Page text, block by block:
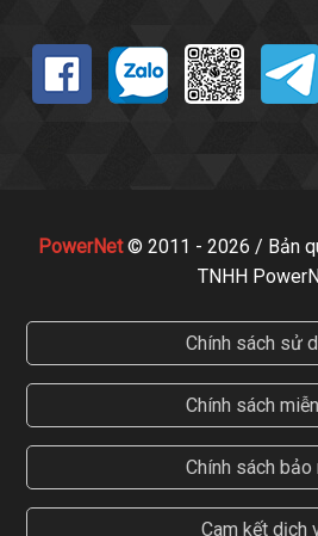
PowerNet© 2011 - 2026 / Bản
TNHH
Chính sách sử
Chính sách
Chính sách bảo
Cam kết dịch